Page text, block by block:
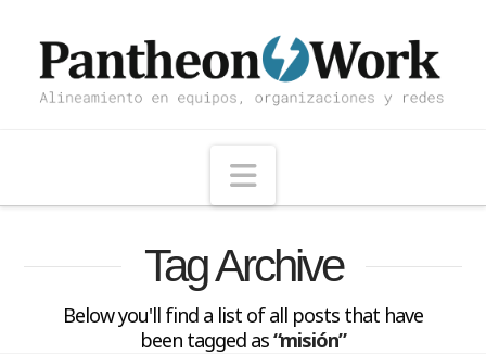
Navigation
Tag Archive
Below you'll find a list of all posts that have
been tagged as“misión”